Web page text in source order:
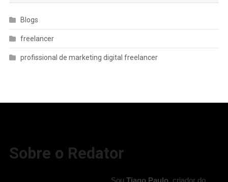
Blogs
freelancer
profissional de marketing digital freelancer
Sobre o Redator